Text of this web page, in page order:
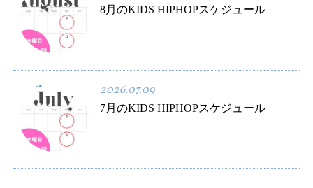
8月のKIDS HIPHOPスケジュール
2026.07.09
7月のKIDS HIPHOPスケジュール